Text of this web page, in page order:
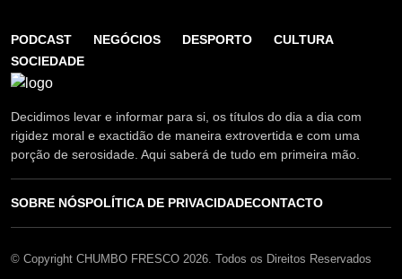
PODCAST NEGÓCIOS DESPORTO
CULTURA
SOCIEDADE
Decidimos levar e informar para si, os títulos do dia a dia com
rigidez moral e exactidão de maneira extrovertida e com uma
porção de serosidade. Aqui saberá de tudo em primeira mão.
SOBRE NÓSPOLÍTICA DE PRIVACIDADECONTACTO
© Copyright CHUMBO FRESCO 2026. Todos os Direitos Reservados